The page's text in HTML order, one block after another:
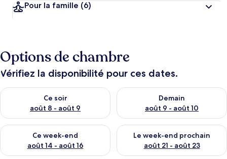
Pour la famille (6)
Options de chambre
Vérifiez la disponibilité pour ces dates.
Ce soir
août 8 - août 9
Vérifier la disponibilité pour ce soir août 8 - août 9
Demain
août 9 - août 10
Vérifier la disponibilité pour
Ce week-end
août 14 - août 16
Vérifier la disponibilité pour ce week-end août 14 - août 16
Le week-end prochain
août 21 - août 23
Vérifier la disponibilité pour